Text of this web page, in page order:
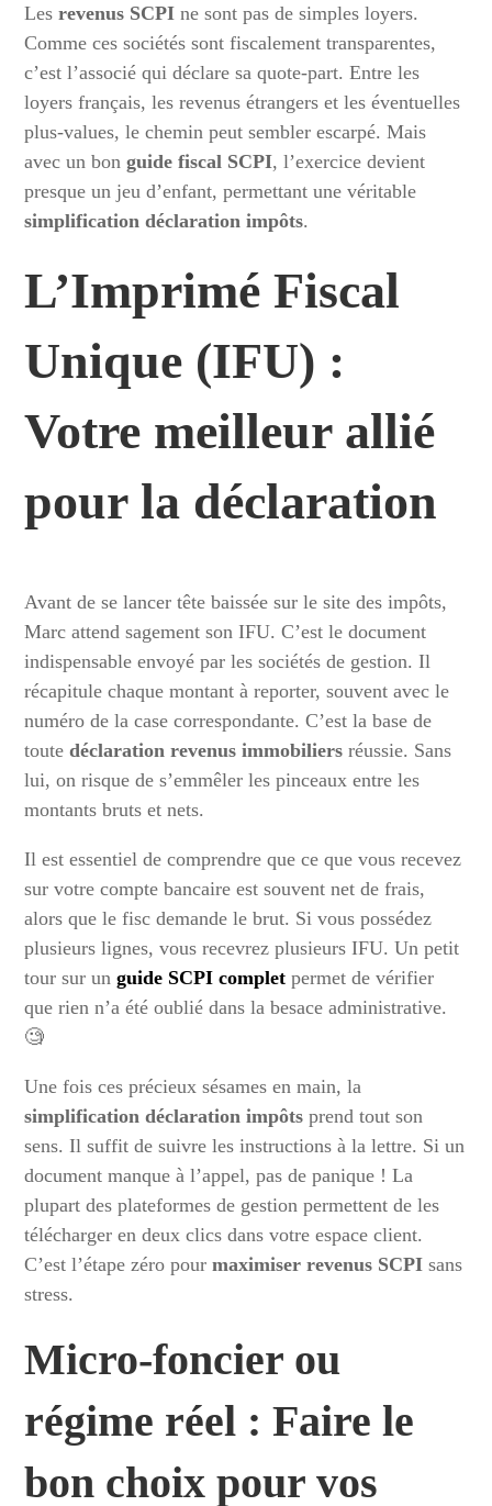
Lesrevenus SCPI ne sont pas de simples loyers.
Comme ces sociétés sont fiscalement transparentes,
c’est l’associé qui déclare sa quote-part. Entre les
loyers français, les revenus étrangers et les éventuelles
plus-values, le chemin peut sembler escarpé. Mais
avec un bonguide fiscal SCPI, l’exercice devient
presque un jeu d’enfant, permettant une véritable
simplification déclaration impôts.
L’Imprimé Fiscal
Unique (IFU) :
Votre meilleur allié
pour la déclaration
Avant de se lancer tête baissée sur le site des impôts,
Marc attend sagement son IFU. C’est le document
indispensable envoyé par les sociétés de gestion. Il
récapitule chaque montant à reporter, souvent avec le
numéro de la case correspondante. C’est la base de
toutedéclaration revenus immobiliers réussie. Sans
lui, on risque de s’emmêler les pinceaux entre les
montants bruts et nets.
Il est essentiel de comprendre que ce que vous recevez
sur votre compte bancaire est souvent net de frais,
alors que le fisc demande le brut. Si vous possédez
plusieurs lignes, vous recevrez plusieurs IFU. Un petit
tour sur unguide SCPI complet permet de vérifier
que rien n’a été oublié dans la besace administrative.
🧐
Une fois ces précieux sésames en main, la
simplification déclaration impôts prend tout son
sens. Il suffit de suivre les instructions à la lettre. Si un
document manque à l’appel, pas de panique ! La
plupart des plateformes de gestion permettent de les
télécharger en deux clics dans votre espace client.
C’est l’étape zéro pourmaximiser revenus SCPI sans
stress.
Micro-foncier ou
régime réel : Faire le
bon choix pour vos